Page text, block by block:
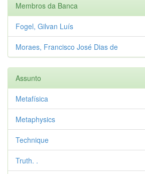
Membros da Banca
Fogel, Gilvan Luís
Moraes, Francisco José Dias de
Assunto
Metafísica
Metaphysics
Technique
Truth. .